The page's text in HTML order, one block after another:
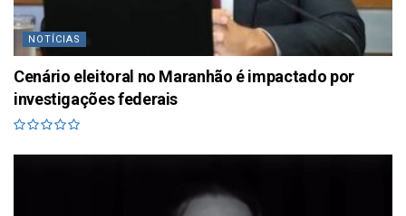
NOTÍCIAS
Cenário eleitoral no Maranhão é impactado por
investigações federais